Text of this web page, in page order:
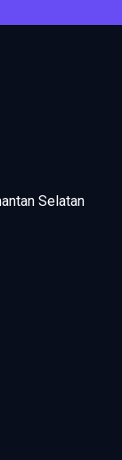
Selatan